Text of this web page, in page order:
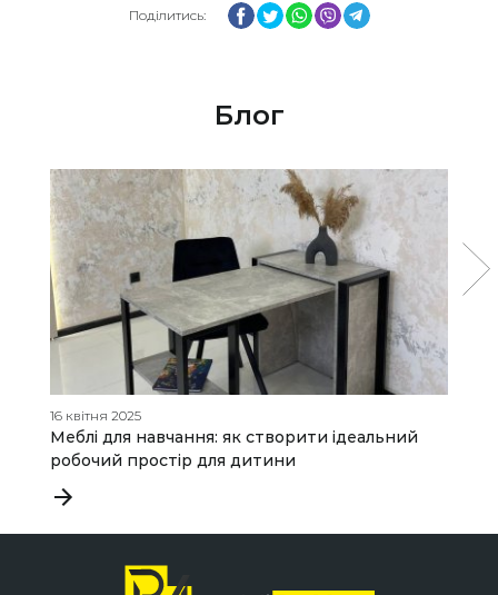
Поділитись: Facebook
Twitter
WhatsApp
ViberTelegram
Блог
16 квітня 2025
Меблі для навчання: як створити ідеальний
робочий простір для дитини